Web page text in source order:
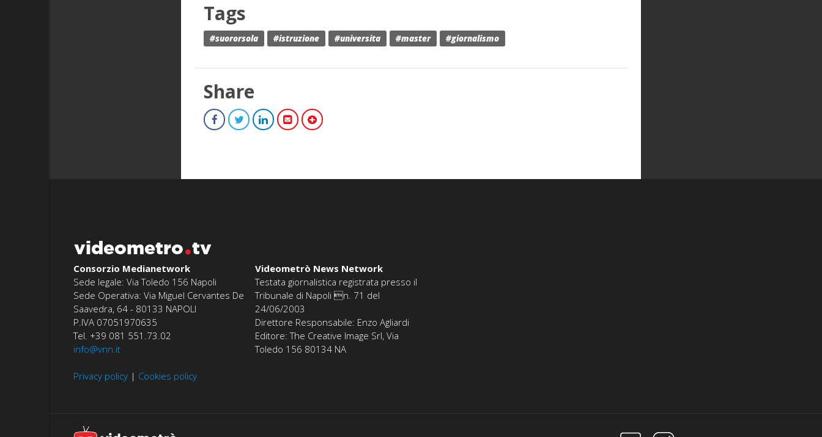
Tags
#suororsola #istruzione #universita #master #giornalismo
Share
videometro tv
Consorzio Medianetwork
Sede legale: Via Toledo 156 Napoli
Sede Operativa: Via Miguel Cervantes De
Saavedra, 64 - 80133 NAPOLI
P.IVA 07051970635
Tel. +39 081 551.73.02
info@vnn.it
Privacy policy | Cookies policy
Videometrò News Network
Testata giornalistica registrata presso il
Tribunale di Napoli n. 71 del
24/06/2003
Direttore Responsabile: Enzo Agliardi
Editore: The Creative Image Srl, Via
Toledo 156 80134 NA